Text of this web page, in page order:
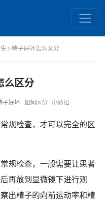
精子好坏怎么区分
么区分
子好坏 如何区分 小妙招
常规检查，才可以完全的区
常规检查，一般需要让患者
再放到显微镜下进行观
出精子的向前运动率和精